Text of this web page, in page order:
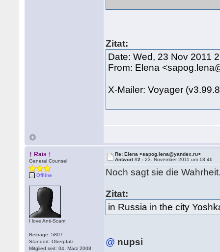
Zitat:
Date: Wed, 23 Nov 2011
From: Elena
X-Mailer: Voyager
† Rais †
General Counsel
Offline
I love Anti-Scam
Beiträge: 5807
Standort: Oberpfalz
Mitglied seit: 04. März 2008
Re: Elena <sapog.lena@yandex.ru>
Antwort #2 -23. November 2011 um 18:46
Noch sagt sie die
Zitat:
in Russia in the city
@ nupsi